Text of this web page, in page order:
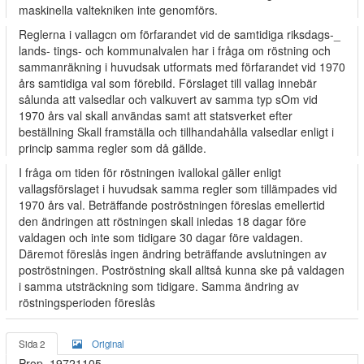
maskinella valtekniken inte genomförs.
Reglerna i vallagcn om förfarandet vid de samtidiga riksdags-_
lands- tings- och kommunalvalen har i fråga om röstning och
sammanräkning i huvudsak utformats med förfarandet vid 1970
års samtidiga val som förebild. Förslaget till vallag innebär
sålunda att valsedlar och valkuvert av samma typ sOm vid
1970 års val skall användas samt att statsverket efter
beställning Skall framställa och tillhandahålla valsedlar enligt i
princip samma regler som då gällde.
I fråga om tiden för röstningen ivallokal gäller enligt
vallagsförslaget i huvudsak samma regler som tillämpades vid
1970 års val. Beträffande poströstningen föreslas emellertid
den ändringen att röstningen skall inledas 18 dagar före
valdagen och inte som tidigare 30 dagar före valdagen.
Däremot föreslås ingen ändring beträffande avslutningen av
poströstningen. Poströstning skall alltså kunna ske på valdagen
i samma utsträckning som tidigare. Samma ändring av
röstningsperioden föreslås
Sida 2 Original